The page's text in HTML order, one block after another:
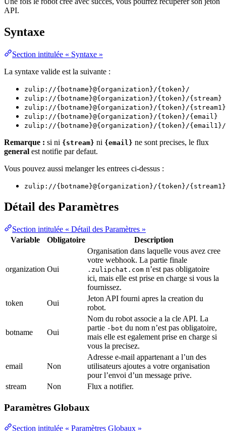
API.
Syntaxe
Section intitulée « Syntaxe »
La syntaxe valide est la suivante :
zulip://{botname}@{organization}/{token}/
zulip://{botname}@{organization}/{token}/{stream}
zulip://{botname}@{organization}/{token}/
zulip://{botname}@{organization}/{token}/{email}
zulip://{botname}@{organization}/{token}/
Remarque : si ni {stream} ni {email} ne sont precises, le flux
general est notifie par defaut.
Vous pouvez aussi melanger les entrees ci-dessus :
zulip://{botname}@{organization}/{token}/
Détail des Paramètres
Section intitulée « Détail des Paramètres »
Variable
Obligatoire Description
organization Oui
Organisation dans laquelle vous avez cree
votre webhook. La partie finale
.zulipchat.com n’est pas obligatoire
ici, mais elle est prise en charge si vous la
fournissez.
token
Oui
Jeton API fourni apres la creation du
robot.
botname Oui
Nom du robot associe a la cle API. La
partie -bot du nom n’est pas obligatoire,
mais elle est egalement prise en charge si
vous la precisez.
email Non
Adresse e-mail appartenant a l’un des
utilisateurs ajoutes a votre organisation
pour l’envoi d’un message prive.
stream
Non Flux a notifier.
Paramètres Globaux
Section intitulée « Paramètres Globaux »